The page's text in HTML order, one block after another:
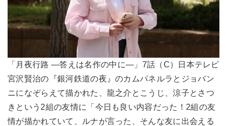
「月夜行路 ―答えは名作の中に―」7話（C）日本テレビ
宮沢賢治の『銀河鉄道の夜』のカムパネルラとジョバン
ニになぞらえて描かれた、龍之介とこうじ、涼子とさつ
きという2組の友情に「今日も良い内容だった！2組の友
情が描かれていて、ルナが言った、そんな友に出会える